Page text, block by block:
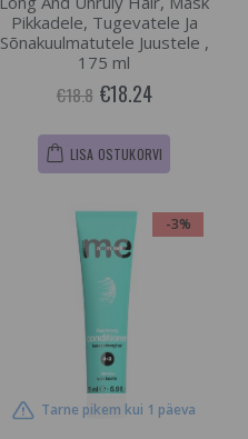
Pikkadele, Tugevatele Ja
Sõnakuulmatutele Juustele ,
175 ml
€18.8 €18.24
LISA OSTUKORVI
-3%
Tarne pikem kui 1 päeva